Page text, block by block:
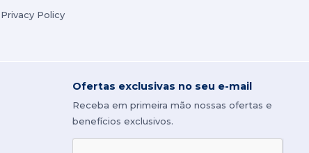
Privacy Policy
Ofertas exclusivas no seu e-mail
Receba em primeira mão nossas ofertas e
benefícios exclusivos.